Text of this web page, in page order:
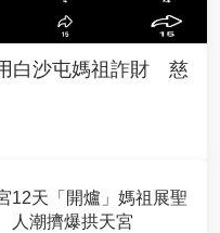
白沙屯媽祖詐財 慈
12天「開爐」媽祖展聖
潮擠爆拱天宮